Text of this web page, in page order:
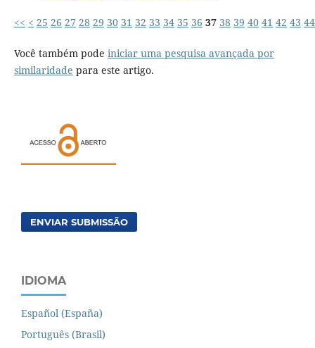
<< < 25 26 27 28 29 30 31 32 33 34 35 36 37 38 39 40 41 42 43 44
Você também pode iniciar uma pesquisa avançada por
similaridade para este artigo.
ENVIAR SUBMISSÃO
IDIOMA
Español (España)
Português (Brasil)